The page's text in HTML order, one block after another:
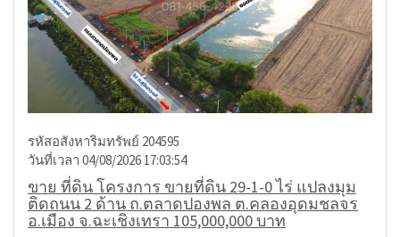
รหัสอสังหาริมทรัพย์ 204595
วันที่เวลา 04/08/2026 17:03:54
ขาย ที่ดิน โครงการ ขายที่ดิน 29-1-0 ไร่ แปลงมุม
ติดถนน 2 ด้าน ถ.ตลาดปองพล ต.คลองอุดมชลจร
อ.เมือง จ.ฉะเชิงเทรา 105,000,000 บาท